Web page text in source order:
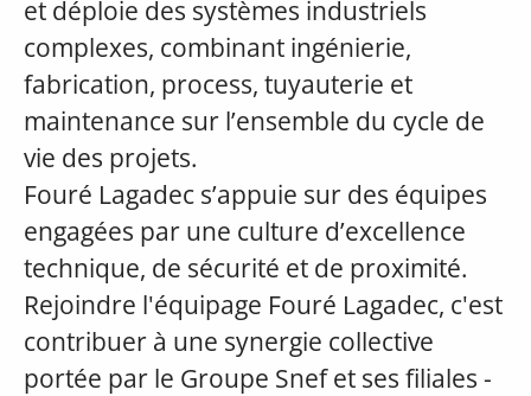
et déploie des systèmes industriels
complexes, combinant ingénierie,
fabrication, process, tuyauterie et
maintenance sur l’ensemble du cycle de
vie des projets.
Fouré Lagadec s’appuie sur des équipes
engagées par une culture d’excellence
technique, de sécurité et de proximité.
Rejoindre l'équipage Fouré Lagadec, c'est
contribuer à une synergie collective
portée par le Groupe Snef et ses filiales -